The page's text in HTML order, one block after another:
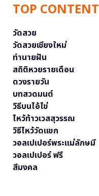
TOP CONTENT
วัดสวย
วัดสวยเชียงใหม่
ทำนายฝัน
สถิติหวยรายเดือน
ดวงรายวัน
บทสวดมนต์
วิธีบนไอ้ไข่
ไหว้ท้าวเวสสุวรรณ
วิธีไหว้วัดแขก
วอลเปเปอร์พระแม่ลักษมี
วอลเปเปอร์ ฟรี
สีมงคล